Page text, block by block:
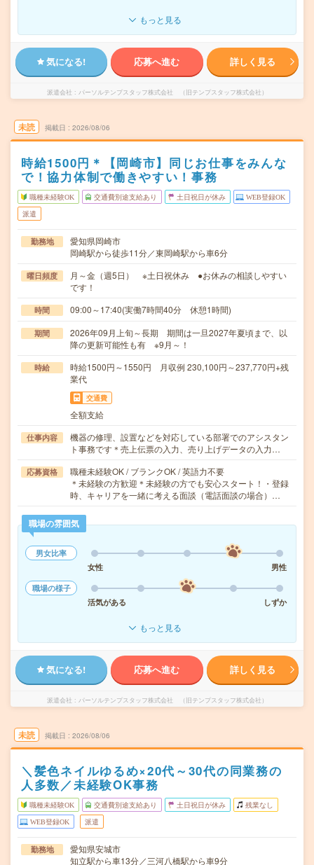
もっと見る
気になる! 応募へ進む 詳しく見る
派遣会社 パーソルテンプスタッフ株式会社 （旧テンプスタッフ株式会社）
未読 掲載日 2026/08/06
時給1500円＊【岡崎市】同じお仕事をみんな
で！協力体制で働きやすい！事務
職種未経験OK 交通費別途支給あり 土日祝日が休み WEB登録OK
派遣
勤務地
愛知県岡崎市
岡崎駅から徒歩11分／東岡崎駅から車6分
曜日頻度
月～金（週5日） ※土日祝休み ●お休みの相談しやすい
です！
時間 09:00～17:40(実働7時間40分 休憩1時間)
期間
2026年09月上旬～長期 期間は一旦2027年夏頃まで、以
降の更新可能性も有 ※9月～！
時給
時給1500円～1550円 月収例 230,100円～237,770円+残
業代
交通費
全額支給
仕事内容
機器の修理、設置などを対応している部署でのアシスタン
ト事務です＊売上伝票の入力、売り上げデータの入力…
応募資格
職種未経験OK / ブランクOK / 英語力不要
＊未経験の方歓迎＊未経験の方でも安心スタート！・登録
時、キャリアを一緒に考える面談（電話面談の場合）…
職場の雰囲気
男女比率
女性
男性
職場の様子
活気がある
しずか
もっと見る
気になる! 応募へ進む 詳しく見る
派遣会社 パーソルテンプスタッフ株式会社 （旧テンプスタッフ株式会社）
未読 掲載日 2026/08/06
＼髪色ネイルゆるめ×20代～30代の同業務の
人多数／未経験OK事務
職種未経験OK 交通費別途支給あり 土日祝日が休み 残業なし
WEB登録OK 派遣
勤務地
愛知県安城市
知立駅から車13分／三河八橋駅から車9分